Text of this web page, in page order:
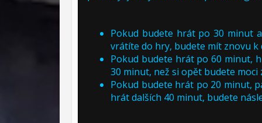
Pokud budete hrát po 30 minut
vrátíte do hry, budete mít znovu k
Pokud budete hrát po 60 minut,
30 minut, než si opět budete moci
Pokud budete hrát po 20 minut,
hrát dalších 40 minut, budete